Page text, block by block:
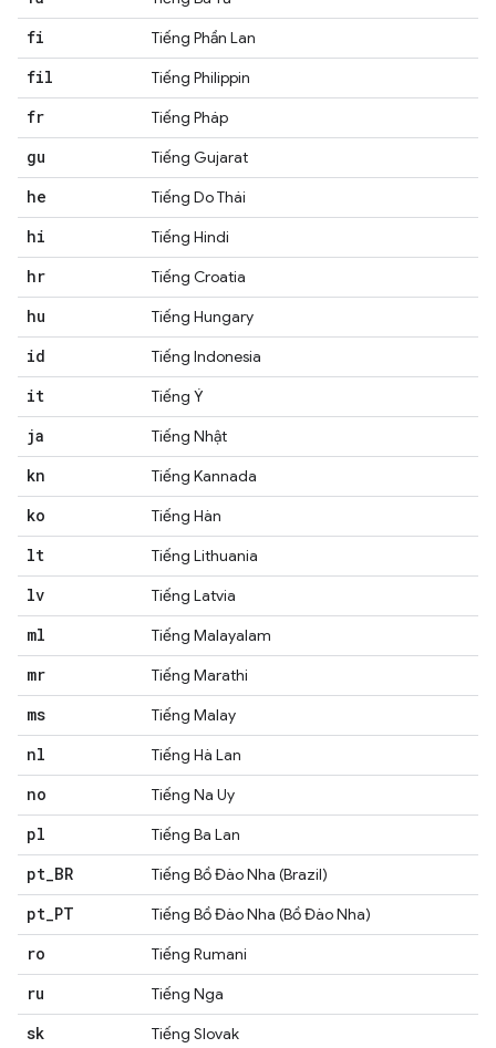
fi Tiếng Phần Lan
fil Tiếng Philippin
fr Tiếng Pháp
gu Tiếng Gujarat
he Tiếng Do Thái
hi Tiếng Hindi
hr Tiếng Croatia
hu Tiếng Hungary
id Tiếng Indonesia
it Tiếng Ý
ja Tiếng Nhật
kn Tiếng Kannada
ko Tiếng Hàn
lt Tiếng Lithuania
lv Tiếng Latvia
ml Tiếng Malayalam
mr Tiếng Marathi
ms Tiếng Malay
nl Tiếng Hà Lan
no Tiếng Na Uy
pl Tiếng Ba Lan
pt BR Tiếng Bồ Đào Nha (Brazil)
pt PT Tiếng Bồ Đào Nha (Bồ Đào Nha)
ro Tiếng Rumani
ru Tiếng Nga
sk Tiếng Slovak